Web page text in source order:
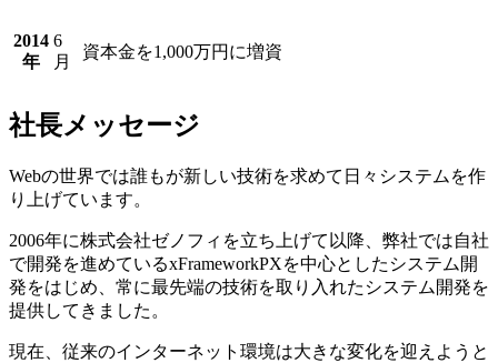
2014
年
6
月
資本金を1,000万円に増資
社長メッセージ
Webの世界では誰もが新しい技術を求めて日々システムを作
り上げています。
2006年に株式会社ゼノフィを立ち上げて以降、弊社では自社
で開発を進めているxFrameworkPXを中心としたシステム開
発をはじめ、常に最先端の技術を取り入れたシステム開発を
提供してきました。
現在、従来のインターネット環境は大きな変化を迎えようと